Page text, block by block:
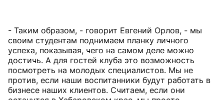
- Таким образом, - говорит Евгений Орлов, - мы
своим студентам поднимаем планку личного
успеха, показывая, чего на самом деле можно
достичь. А для гостей клуба это возможность
посмотреть на молодых специалистов. Мы не
против, если наши воспитанники будут работать в
бизнесе наших клиентов. Считаем, если они